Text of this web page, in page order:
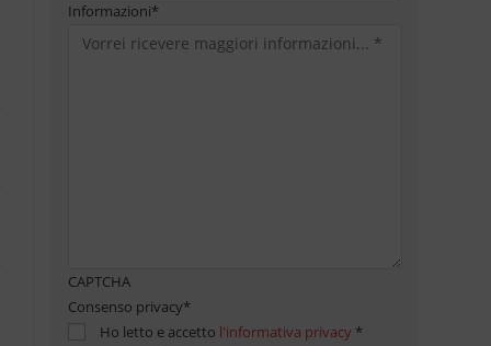
Informazioni*
CAPTCHA
Consenso privacy*
Ho letto e accetto l'informativa privacy *